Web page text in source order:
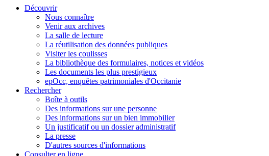
Découvrir
Nous connaître
Venir aux archives
La salle de lecture
La réutilisation des données publiques
Visiter les coulisses
La bibliothèque des formulaires, notices et vidéos
Les documents les plus prestigieux
epOcc, enquêtes patrimoniales d'Occitanie
Rechercher
Boîte à outils
Des informations sur une personne
Des informations sur un bien immobilier
Un justificatif ou un dossier administratif
La presse
D'autres sources d'informations
Consulter en ligne